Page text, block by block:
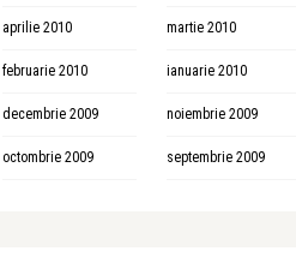
aprilie 2010 martie 2010
februarie 2010 ianuarie 2010
decembrie 2009 noiembrie 2009
octombrie 2009 septembrie 2009